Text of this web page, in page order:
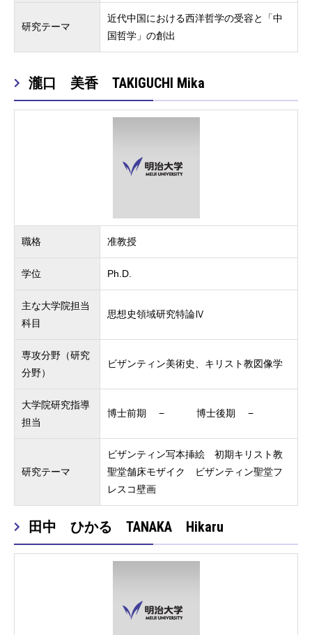
研究テーマ
近代中国における西洋哲学の受容と「中
国哲学」の創出
瀧口 美香 TAKIGUCHI Mika
職格 准教授
学位 Ph.D.
主な大学院担当
科目
思想史領域研究特論Ⅳ
専攻分野（研究
分野）
ビザンティン美術史、キリスト教図像学
大学院研究指導
担当
博士前期 − 博士後期 −
研究テーマ
ビザンティン写本挿絵 初期キリスト教
聖堂舗床モザイク ビザンティン聖堂フ
レスコ壁画
田中 ひかる TANAKA Hikaru